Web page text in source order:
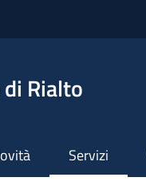
Rialto
Servizi